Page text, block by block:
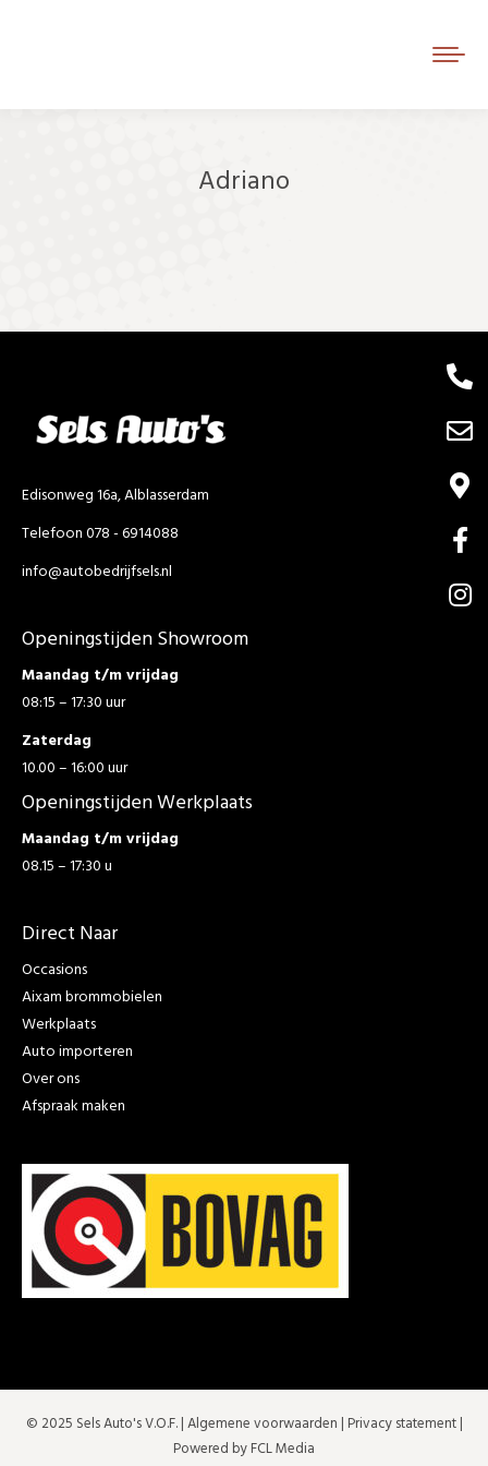
Adriano
Edisonweg 16a, Alblasserdam
Telefoon 078 - 6914088
info@autobedrijfsels.nl
Openingstijden Showroom
Maandag t/m vrijdag
08:15 – 17:30 uur
Zaterdag
10.00 – 16:00 uur
Openingstijden Werkplaats
Maandag t/m vrijdag
08.15 – 17:30 u
Direct Naar
Occasions
Aixam brommobielen
Werkplaats
Auto importeren
Over ons
Afspraak maken
© 2025 Sels Auto's V.O.F. |Algemene voorwaarden | Privacy statement|
Powered by FCL Media